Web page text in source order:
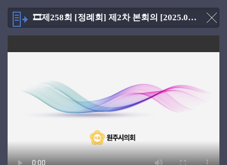
🎞제258회 [정례회] 제2차 본회의 [2025.06.20]